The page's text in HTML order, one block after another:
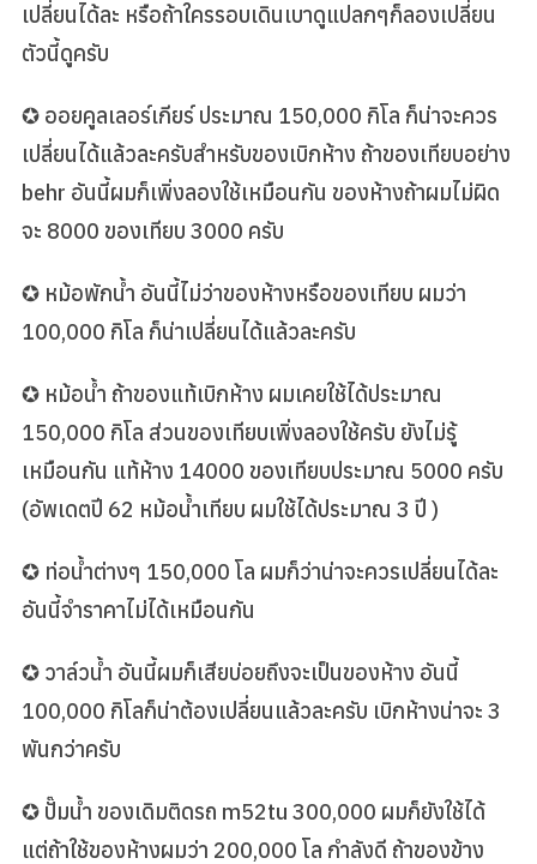
เปลี่ยนได้ละ หรือถ้าใครรอบเดินเบาดูแปลกๆก็ลองเปลี่ยน
ตัวนี้ดูครับ
✪ ออยคูลเลอร์เกียร์ ประมาณ 150,000 กิโล ก็น่าจะควร
เปลี่ยนได้แล้วละครับสำหรับของเบิกห้าง ถ้าของเทียบอย่าง
behr อันนี้ผมก็เพิ่งลองใช้เหมือนกัน ของห้างถ้าผมไม่ผิด
จะ 8000 ของเทียบ 3000 ครับ
✪ หม้อพักน้ำ อันนี้ไม่ว่าของห้างหรือของเทียบ ผมว่า
100,000 กิโล ก็น่าเปลี่ยนได้แล้วละครับ
✪ หม้อน้ำ ถ้าของแท้เบิกห้าง ผมเคยใช้ได้ประมาณ
150,000 กิโล ส่วนของเทียบเพิ่งลองใช้ครับ ยังไม่รู้
เหมือนกัน แท้ห้าง 14000 ของเทียบประมาณ 5000 ครับ
(อัพเดตปี 62 หม้อน้ำเทียบ ผมใช้ได้ประมาณ 3 ปี )
✪ ท่อน้ำต่างๆ 150,000 โล ผมก็ว่าน่าจะควรเปลี่ยนได้ละ
อันนี้จำราคาไม่ได้เหมือนกัน
✪ วาล์วน้ำ อันนี้ผมก็เสียบ่อยถึงจะเป็นของห้าง อันนี้
100,000 กิโลก็น่าต้องเปลี่ยนแล้วละครับ เบิกห้างน่าจะ 3
พันกว่าครับ
✪ ปั๊มน้ำ ของเดิมติดรถ m52tu 300,000 ผมก็ยังใช้ได้
แต่ถ้าใช้ของห้างผมว่า 200,000 โล กำลังดี ถ้าของข้าง